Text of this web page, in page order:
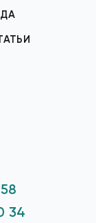
34